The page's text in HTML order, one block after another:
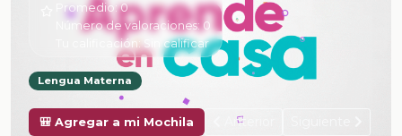
Promedio:0
Número de valoraciones:0
Tu calificación:Sin calificar
Lengua Materna
🎒 Agregar a mi Mochila Anterior